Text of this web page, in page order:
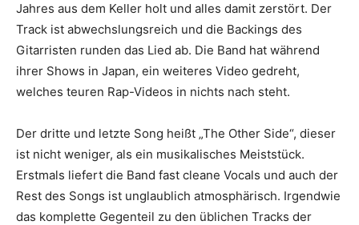
Jahres aus dem Keller holt und alles damit zerstört. Der
Track ist abwechslungsreich und die Backings des
Gitarristen runden das Lied ab. Die Band hat während
ihrer Shows in Japan, ein weiteres Video gedreht,
welches teuren Rap-Videos in nichts nach steht.
Der dritte und letzte Song heißt „The Other Side“, dieser
ist nicht weniger, als ein musikalisches Meiststück.
Erstmals liefert die Band fast cleane Vocals und auch der
Rest des Songs ist unglaublich atmosphärisch. Irgendwie
das komplette Gegenteil zu den üblichen Tracks der